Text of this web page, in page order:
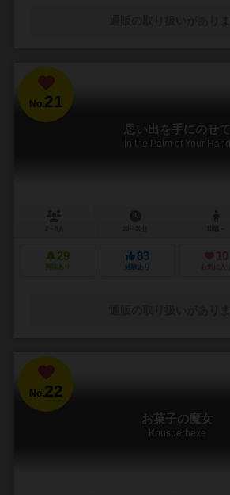
No.21
思い出を手にのせて
In the Palm of Your Hand
29
興味あり
83
経験あり
10
お気に入り
No.22
お菓子の魔女
Knusperhexe